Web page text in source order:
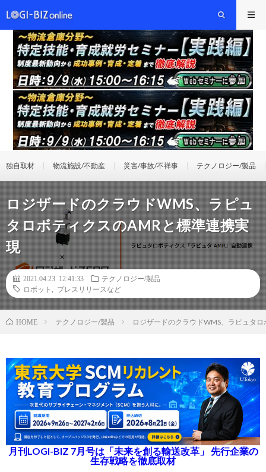
独自取材 物流施設/不動産 災害/事故/不祥事 テクノロジー/製品
ロジザードのクラウドWMS、ラピュ
タロボティクスのAMRと標準連携実
現
2021.04.23 12:41:33
テクノロジー/製品
ロボット
プレスリリースなど
HOME テクノロジー/製品 ロジザードのクラウドWMS、ラピュタ
月刊LOGI-BIZ 7月号は「未来を創る輸送改革」 先行企業の
生存戦略を徹底取材